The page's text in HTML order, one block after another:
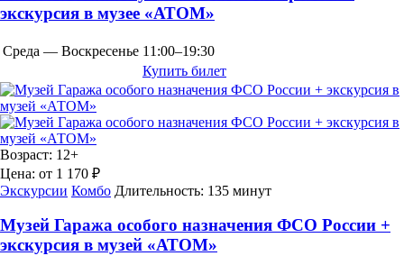
экскурсия в музее «АТОМ»
Среда — Воскресенье 11:00–19:30
Купить билет
Возраст: 12+
Цена: от 1 170 ₽
Экскурсии Комбо Длительность: 135 минут
Музей Гаража особого назначения ФСО России +
экскурсия в музей «АТОМ»